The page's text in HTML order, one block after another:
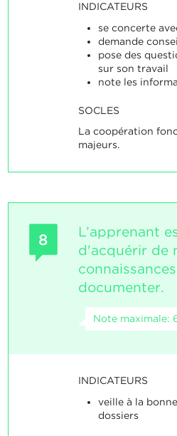
INDICATEURS
se concerte
demande
pose des
sur son travail
note les
SOCLES
La coopération
majeurs.
8
L’apprenant
d'acquérir de
documenter.
Note maximale:
INDICATEURS
veille à la
dossiers